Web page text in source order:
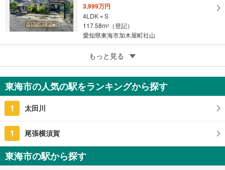
3,999万円
4LDK＋S
117.58m2
（登記）
愛知県東海市加木屋町社山
東海市中ノ池5丁目
3,150万円
5LDK
117.16m2（登記）
愛知県東海市中ノ池5丁目
もっと見る
東海市の人気の駅をランキングから探す
1 太田川
1 尾張横須賀
東海市の駅から探す